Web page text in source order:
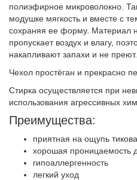
полиэфирное микроволокно.
модушке мягкость и вместе с
сохраняя ее форму. Материал
пропускает воздух и влагу,
накапливают запахи и не преют.
Чехол простёган и прекрасно
Стирка осуществляется при
использования агрессивных
Преимущества:
приятная на ощупь
хорошая проницаемость
гипоаллергенность
легкий уход